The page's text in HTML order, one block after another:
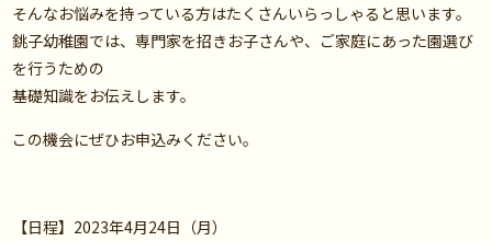
そんなお悩みを持っている方はたくさんいらっしゃると思います。
銚子幼稚園では、専門家を招きお子さんや、ご家庭にあった園選び
を行うための
基礎知識をお伝えします。
この機会にぜひお申込みください。
【日程】2023年4月24日（月）